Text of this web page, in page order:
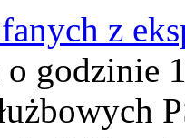
z
godzinie